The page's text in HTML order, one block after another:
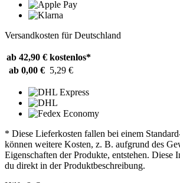
Versandkosten für Deutschland
ab 42,90 € kostenlos*
ab 0,00 € 5,29 €
* Diese Lieferkosten fallen bei einem
können weitere Kosten, z. B. aufgrund des
Eigenschaften der Produkte, entstehen. Diese
du direkt in der Produktbeschreibung.